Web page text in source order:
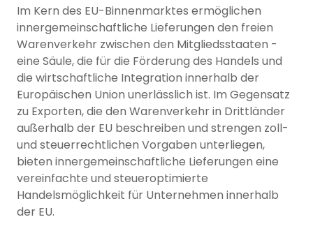
Im Kern des EU-Binnenmarktes ermöglichen
innergemeinschaftliche Lieferungen den freien
Warenverkehr zwischen den Mitgliedsstaaten -
eine Säule, die für die Förderung des Handels und
die wirtschaftliche Integration innerhalb der
Europäischen Union unerlässlich ist. Im Gegensatz
zu Exporten, die den Warenverkehr in Drittländer
außerhalb der EU beschreiben und strengen zoll-
und steuerrechtlichen Vorgaben unterliegen,
bieten innergemeinschaftliche Lieferungen eine
vereinfachte und steueroptimierte
Handelsmöglichkeit für Unternehmen innerhalb
der EU.